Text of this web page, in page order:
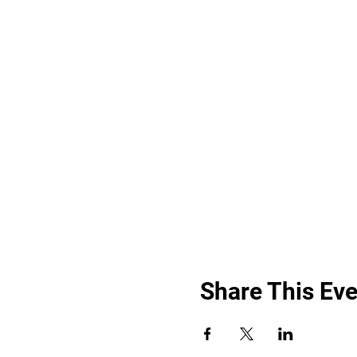
Share This